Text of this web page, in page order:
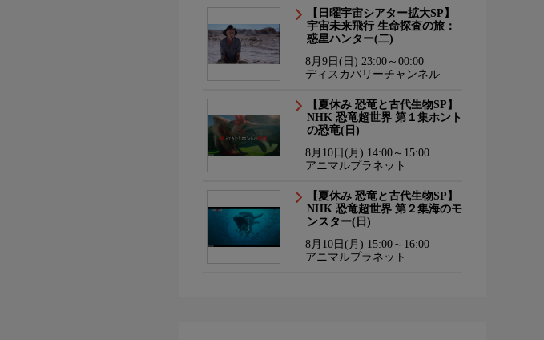
【日曜宇宙シアター拡大SP】
宇宙未来飛行 生命探査の旅：
惑星ハンター(二)
8月9日(日) 23:00～00:00
ディスカバリーチャンネル
【夏休み 恐竜と古代生物SP】
NHK 恐竜超世界 第１集ホント
の恐竜(日)
8月10日(月) 14:00～15:00
アニマルプラネット
【夏休み 恐竜と古代生物SP】
NHK 恐竜超世界 第２集海のモ
ンスター(日)
8月10日(月) 15:00～16:00
アニマルプラネット